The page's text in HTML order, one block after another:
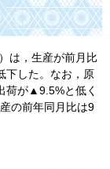
は，生産が前月比
した。なお，原
荷が▲9.5%と低く
の前年同月比は9